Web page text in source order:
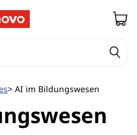
AI im Bildungswesen